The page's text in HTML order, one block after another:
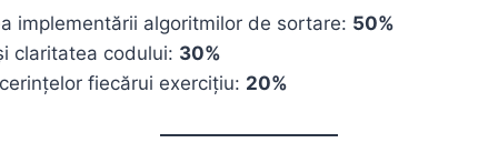
implementării algoritmilor de sortare: 50%
claritatea codului: 30%
fiecărui exercițiu: 20%